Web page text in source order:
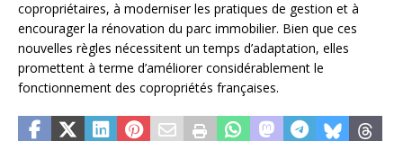
copropriétaires, à moderniser les pratiques de gestion et à
encourager la rénovation du parc immobilier. Bien que ces
nouvelles règles nécessitent un temps d’adaptation, elles
promettent à terme d’améliorer considérablement le
fonctionnement des copropriétés françaises.